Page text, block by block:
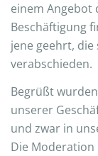
einem Angebot
Beschäftigung
jene geehrt,
verabschieden.
Begrüßt
unserer
und zwar in
Die